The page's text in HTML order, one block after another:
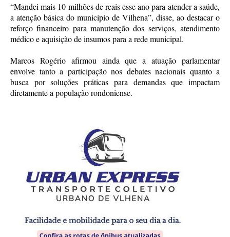
“Mandei mais 10 milhões de reais esse ano para atender a saúde,
a atenção básica do município de Vilhena”, disse, ao destacar o
reforço financeiro para manutenção dos serviços, atendimento
médico e aquisição de insumos para a rede municipal.
Marcos Rogério afirmou ainda que a atuação parlamentar
envolve tanto a participação nos debates nacionais quanto a
busca por soluções práticas para demandas que impactam
diretamente a população rondoniense.